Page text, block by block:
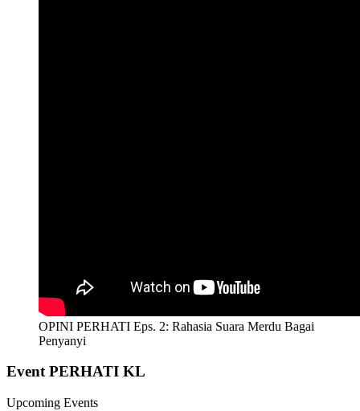
OPINI PERHATI Eps. 2: Rahasia Suara Merdu Bagai
Penyanyi
Event PERHATI KL
Upcoming Events